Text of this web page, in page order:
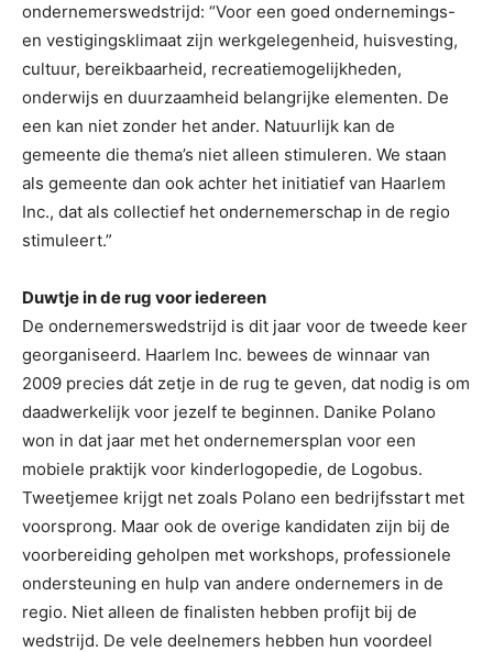
ondernemerswedstrijd: “Voor een goed ondernemings-
en vestigingsklimaat zijn werkgelegenheid, huisvesting,
cultuur, bereikbaarheid, recreatiemogelijkheden,
onderwijs en duurzaamheid belangrijke elementen. De
een kan niet zonder het ander. Natuurlijk kan de
gemeente die thema’s niet alleen stimuleren. We staan
als gemeente dan ook achter het initiatief van Haarlem
Inc., dat als collectief het ondernemerschap in de regio
stimuleert.”
Duwtje in de rug voor iedereen
De ondernemerswedstrijd is dit jaar voor de tweede keer
georganiseerd. Haarlem Inc. bewees de winnaar van
2009 precies dát zetje in de rug te geven, dat nodig is om
daadwerkelijk voor jezelf te beginnen. Danike Polano
won in dat jaar met het ondernemersplan voor een
mobiele praktijk voor kinderlogopedie, de Logobus.
Tweetjemee krijgt net zoals Polano een bedrijfsstart met
voorsprong. Maar ook de overige kandidaten zijn bij de
voorbereiding geholpen met workshops, professionele
ondersteuning en hulp van andere ondernemers in de
regio. Niet alleen de finalisten hebben profijt bij de
wedstrijd. De vele deelnemers hebben hun voordeel